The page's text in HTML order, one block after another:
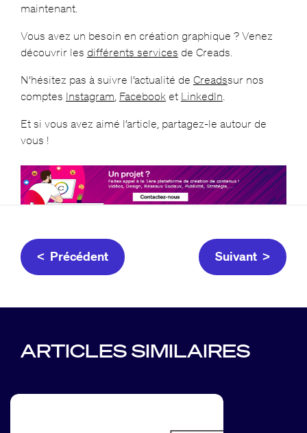
maintenant.
Vous avez un besoin en création graphique ? Venez
découvrir les différents services de Creads.
N’hésitez pas à suivre l’actualité de Creadssur nos
comptes Instagram, Facebooket LinkedIn.
Et si vous avez aimé l’article, partagez-le autour de
vous !
< Précédent Suivant >
ARTICLES SIMILAIRES